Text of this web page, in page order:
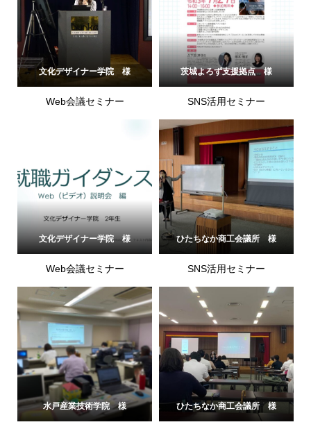
文化デザイナー学院 様
Web会議セミナー
茨城よろず支援拠点 様
SNS活用セミナー
文化デザイナー学院 様
Web会議セミナー
ひたちなか商工会議所 様
SNS活用セミナー
水戸産業技術学院 様 ひたちなか商工会議所 様